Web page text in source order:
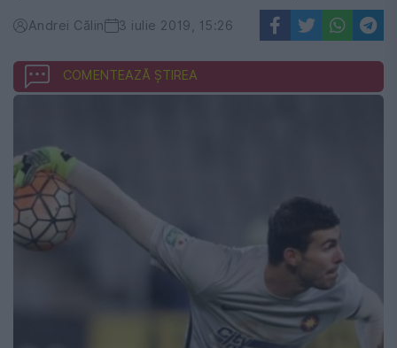
Andrei Călin 3 iulie 2019, 15:26
COMENTEAZĂ ȘTIREA